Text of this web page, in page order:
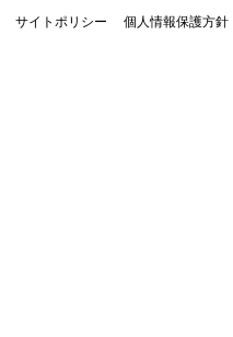
サイトポリシー
個人情報保護方針